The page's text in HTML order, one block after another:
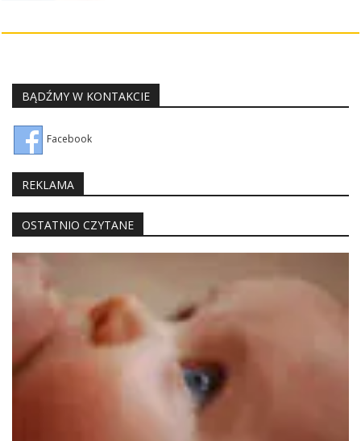
BĄDŹMY W KONTAKCIE
Facebook
REKLAMA
OSTATNIO CZYTANE